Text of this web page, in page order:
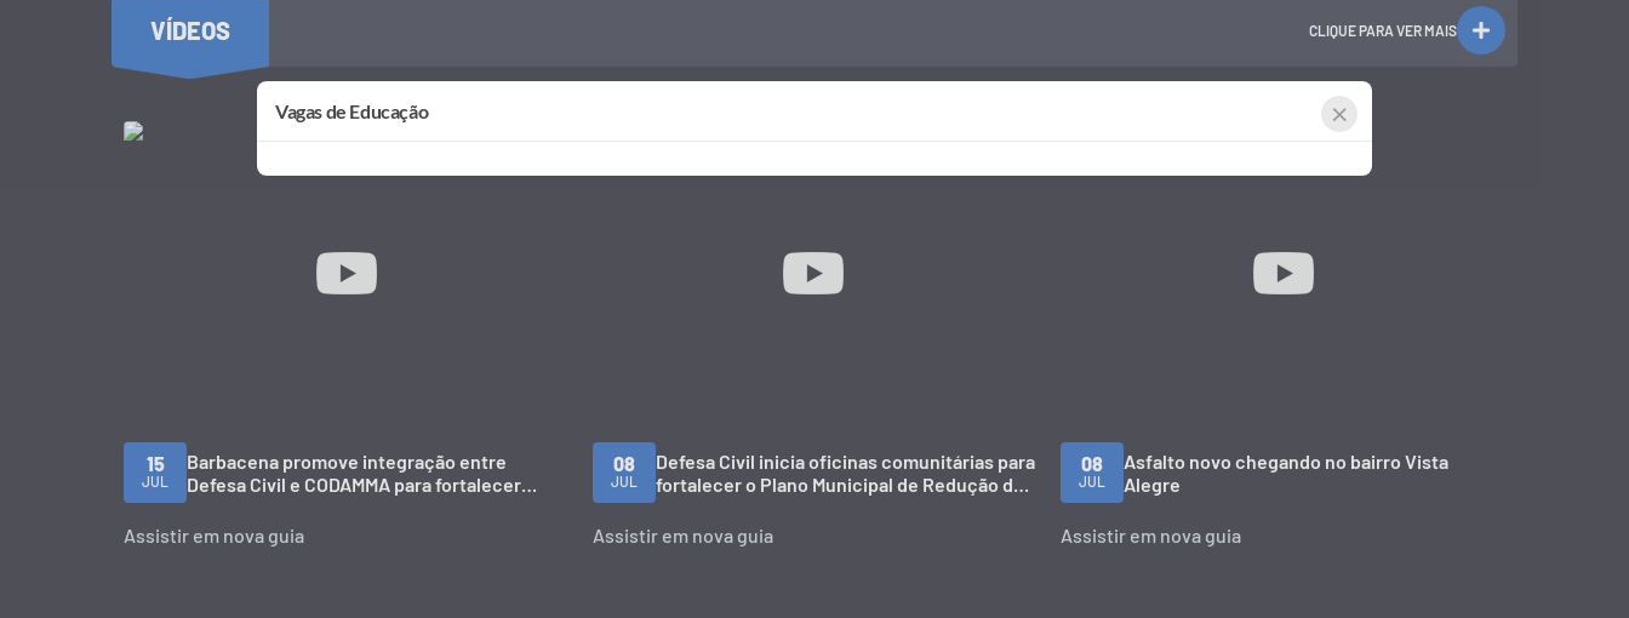
VÍDEOS CLIQUE PARA VER MAIS
15
JUL
Barbacena promove integração entre
Defesa Civil e CODAMMA para fortalecer
Assistir em nova guia
08
JUL
Defesa Civil inicia oficinas comunitárias para
fortalecer o Plano Municipal de Redução de
Risco
Assistir em nova guia
08
JUL
Asfalto novo chegando no bairro Vista
Alegre
Assistir em nova guia
×
Vagas de Educação